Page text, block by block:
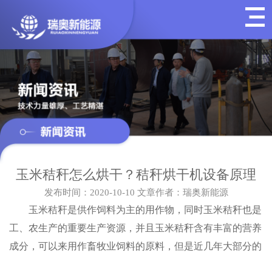
玉米秸秆怎么烘干？秸秆烘干机设备原理
发布时间：2020-10-10 文章作者：瑞奥新能源
玉米秸秆是供作饲料为主的用作物，同时玉米秸秆也是
工、农生产的重要生产资源，并且玉米秸秆含有丰富的营养
成分，可以来用作畜牧业饲料的原料，但是近几年大部分的